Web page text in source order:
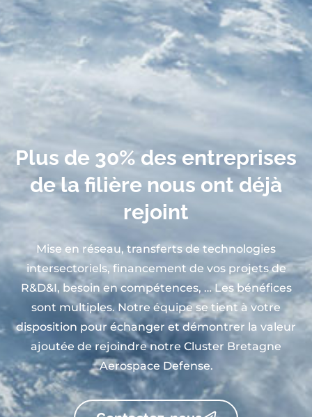
Plus de 30% des entreprises
de la filière nous ont déjà
rejoint
Mise en réseau, transferts de technologies
intersectoriels, financement de vos projets de
R&D&I, besoin en compétences, … Les bénéfices
sont multiples. Notre équipe se tient à votre
disposition pour échanger et démontrer la valeur
ajoutée de rejoindre notre Cluster Bretagne
Aerospace Defense.